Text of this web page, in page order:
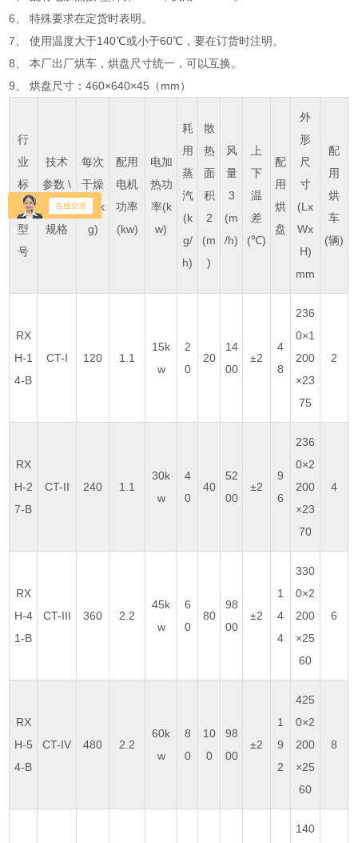
6、 特殊要求在定货时表明。
7、 使用温度大于140℃或小于60℃，要在订货时注明。
8、 本厂出厂烘车，烘盘尺寸统一，可以互换。
9、 烘盘尺寸：460×640×45（mm）
行
业
标
准
型
号
技术
参数 \
型号
规格
每次
干燥
量 (k
g)
配用
电机
功率
(kw)
电加
热功
率(k
w)
耗
用
蒸
汽
(k
g/
h)
散
热
面
积
2
(m
)
风
量
3
(m
/h)
上
下
温
差
(℃)
配
用
烘
盘
外
形
尺
寸
(Lx
Wx
H)
mm
配
用
烘
车
(辆)
RX
H-1
4-B
CT-I 120 1.1
15k
w
2
0
20
14
00
±2
4
8
236
0×1
200
×23
75
2
RX
H-2
7-B
CT-II 240 1.1
30k
w
4
0
40
52
00
±2
9
6
236
0×2
200
×23
70
4
RX
H-4
1-B
CT-III 360 2.2
45k
w
6
0
80
98
00
±2
1
4
4
330
0×2
200
×25
60
6
RX
H-5
4-B
CT-IV 480 2.2
60k
w
8
0
10
0
98
00
±2
1
9
2
425
0×2
200
×25
60
8
140